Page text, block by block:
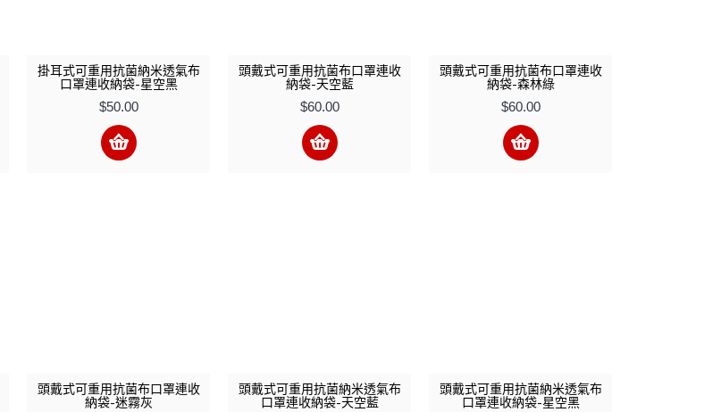
掛耳式可重用抗菌納米透氣布
口罩連收納袋-星空黑
$50.00
頭戴式可重用抗菌布口罩連收
納袋-天空藍
$60.00
頭戴式可重用抗菌布口罩連收
納袋-森林綠
$60.00
頭戴式可重用抗菌布口罩連收
納袋-迷霧灰
頭戴式可重用抗菌納米透氣布
口罩連收納袋-天空藍
頭戴式可重用抗菌納米透氣布
口罩連收納袋-星空黑